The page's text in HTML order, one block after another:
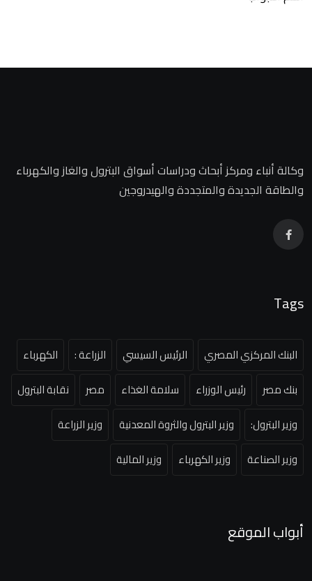
وكالة أنباء ومركز أبحاث ودراسات أسواق البترول والغاز والكهرباء
والطاقة الجديدة والمتجددة والهيدروجين
Tags
البنك المركزي المصري الرئيس السيسي الزراعة :
الكهرباء
بنك مصر
رئيس الوزراء سلامة الغذاء مصر
نقابة البترول
وزير البترول:
وزير البترول والثروة المعدنية
وزير الزراعة
وزير الصناعة
وزير الكهرباء وزير المالية
أبواب الموقع